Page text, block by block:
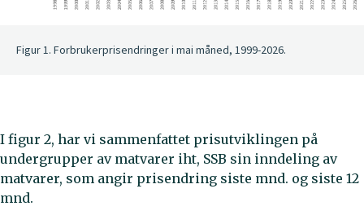
Figur 1. Forbrukerprisendringer i mai måned, 1999-2026.
I figur 2, har vi sammenfattet prisutviklingen på
undergrupper av matvarer iht, SSB sin inndeling av
matvarer, som angir prisendring siste mnd. og siste 12
mnd.